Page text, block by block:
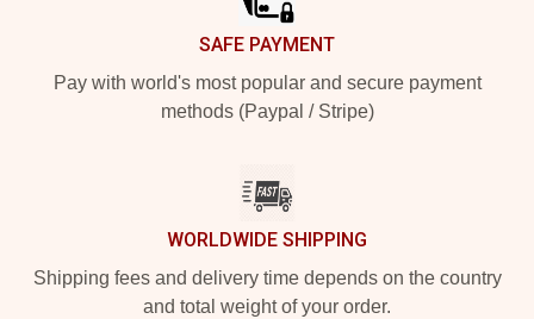
SAFE PAYMENT
Pay with world's most popular and secure payment
methods (Paypal / Stripe)
WORLDWIDE SHIPPING
Shipping fees and delivery time depends on the country
and total weight of your order.